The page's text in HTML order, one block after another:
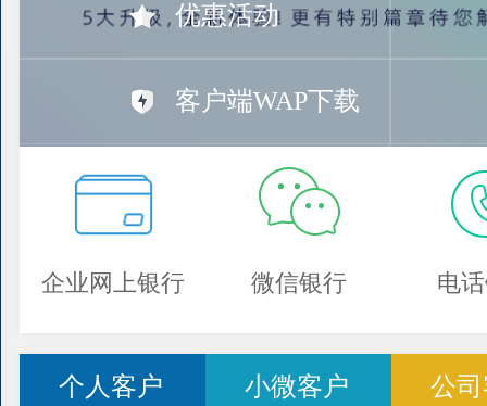
优惠活动
客户端WAP下载
企业网上银行 微信银行 电
个人客户 小微客户 公